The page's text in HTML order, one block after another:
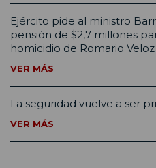
Ejército pide al ministro
pensión de $2,7 millones
homicidio de Romario Veloz
VER MÁS
La seguridad vuelve a ser
VER MÁS